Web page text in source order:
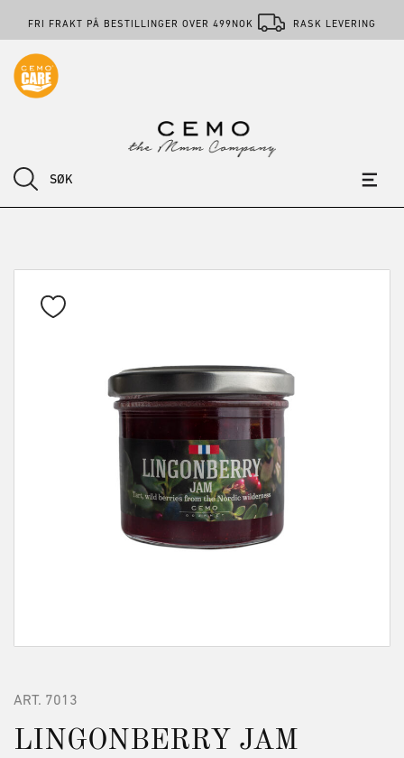
FRI FRAKT PÅ BESTILLINGER OVER 499NOK RASK LEVERING
ART. 7013
LINGONBERRY JAM